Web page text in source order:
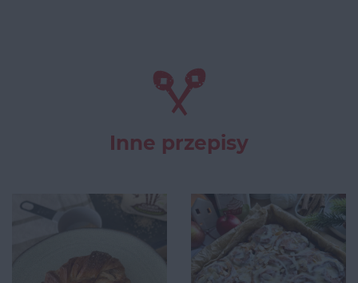
Inne przepisy